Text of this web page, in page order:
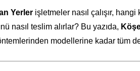
Yerler işletmeler nasıl çalışır,
nasıl teslim alırlar? Bu yazıda,
modellerine kadar tüm